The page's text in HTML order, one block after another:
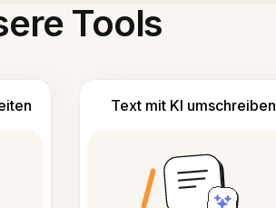
Tools
Text mit KI umschreiben